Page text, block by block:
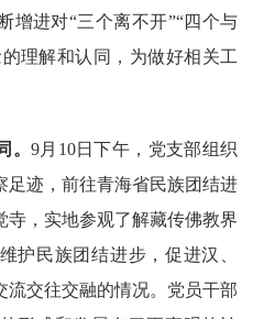
增进对“三个离不开”“四个与
理解和认同，为做好相关工
。 9月10日下午，党支部组织
足迹，前往青海省民族团结进
，实地参观了解藏传佛教界
护民族团结进步，促进汉、
流交往交融的情况。党员干部